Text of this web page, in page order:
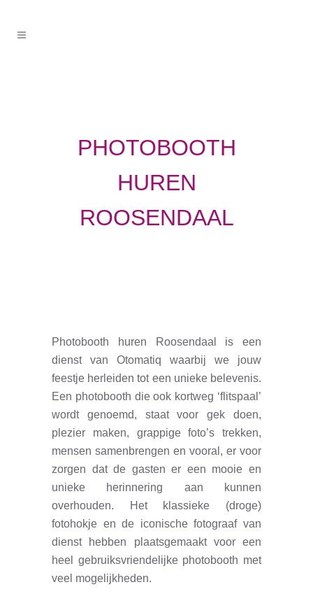
PHOTOBOOTH
HUREN
ROOSENDAAL
Photobooth huren Roosendaal is een
dienst van Otomatiq waarbij we jouw
feestje herleiden tot een unieke belevenis.
Een photobooth die ook kortweg ‘flitspaal’
wordt genoemd, staat voor gek doen,
plezier maken, grappige foto’s trekken,
mensen samenbrengen en vooral, er voor
zorgen dat de gasten er een mooie en
unieke herinnering aan kunnen
overhouden. Het klassieke (droge)
fotohokje en de iconische fotograaf van
dienst hebben plaatsgemaakt voor een
heel gebruiksvriendelijke photobooth met
veel mogelijkheden.